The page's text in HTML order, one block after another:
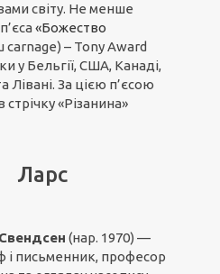
світу. Не менше
«Божество
carnage) – Tony Award
у Бельгії, США, Канаді,
та Лівані. За цією п’єсою
«Різанина»
Ларс
(нар. 1970) —
і письменник, професор